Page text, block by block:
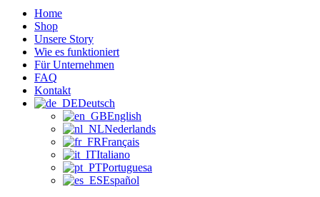
Home
Shop
Unsere Story
Wie es funktioniert
Für Unternehmen
FAQ
Kontakt
Deutsch
English
Nederlands
Français
Italiano
Portuguesa
Español